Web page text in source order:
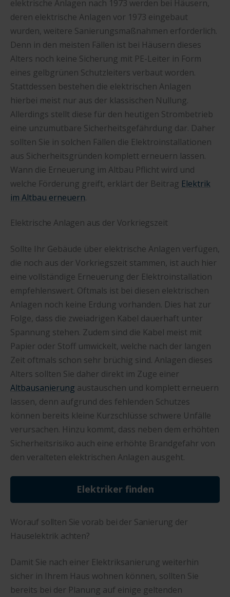
elektrische Anlagen nach 1973 werden bei Häusern,
deren elektrische Anlagen vor 1973 eingebaut
wurden, weitere Sanierungsmaßnahmen erforderlich.
Denn in den meisten Fällen ist bei Häusern dieses
Alters noch keine Sicherung mit PE-Leiter in Form
eines gelbgrünen Schutzleiters verbaut worden.
Stattdessen bestehen die elektrischen Anlagen
hierbei meist nur aus der klassischen Nullung.
Allerdings stellt diese für den heutigen Strombetrieb
eine unzumutbare Sicherheitsgefährdung dar. Daher
sollten Sie in solchen Fällen die Elektroinstallationen
aus Sicherheitsgründen komplett erneuern lassen.
Wann die Erneuerung im Altbau Pflicht wird und
welche Förderung greift, erklärt der Beitrag Elektrik
im Altbau erneuern.
Elektrische Anlagen aus der Vorkriegszeit
Sollte Ihr Gebäude über elektrische Anlagen verfügen,
die noch aus der Vorkriegszeit stammen, ist auch hier
eine vollständige Erneuerung der Elektroinstallation
empfehlenswert. Oftmals ist bei diesen elektrischen
Anlagen noch keine Erdung vorhanden. Dies hat zur
Folge, dass die zweiadrigen Kabel dauerhaft unter
Spannung stehen. Zudem sind die Kabel meist mit
Papier oder Stoff umwickelt, welche nach der langen
Zeit oftmals schon sehr brüchig sind. Anlagen dieses
Alters sollten Sie daher direkt im Zuge einer
Altbausanierung austauschen und komplett erneuern
lassen, denn aufgrund des fehlenden Schutzes
können bereits kleine Kurzschlüsse schwere Unfälle
verursachen. Hinzu kommt, dass neben dem erhöhten
Sicherheitsrisiko auch eine erhöhte Brandgefahr von
den veralteten elektrischen Anlagen ausgeht.
Elektriker finden
Worauf sollten Sie vorab bei der Sanierung der
Hauselektrik achten?
Damit Sie nach einer Elektriksanierung weiterhin
sicher in Ihrem Haus wohnen können, sollten Sie
bereits bei der Planung auf einige geltenden